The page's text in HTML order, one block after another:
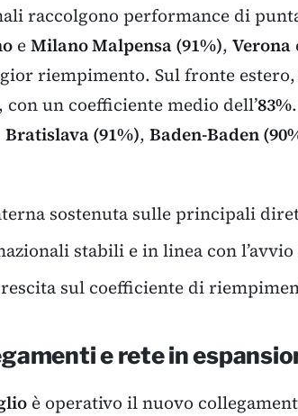
raccolgono performance di
eMilano Malpensa (91%), Verona
riempimento. Sul fronte
un coefficiente medio dell’83%
Bratislava (91%), Baden-Baden
sostenuta sulle principali
stabili e in linea con l’avvio
sul coefficiente di
e rete in
è operativo il nuovo